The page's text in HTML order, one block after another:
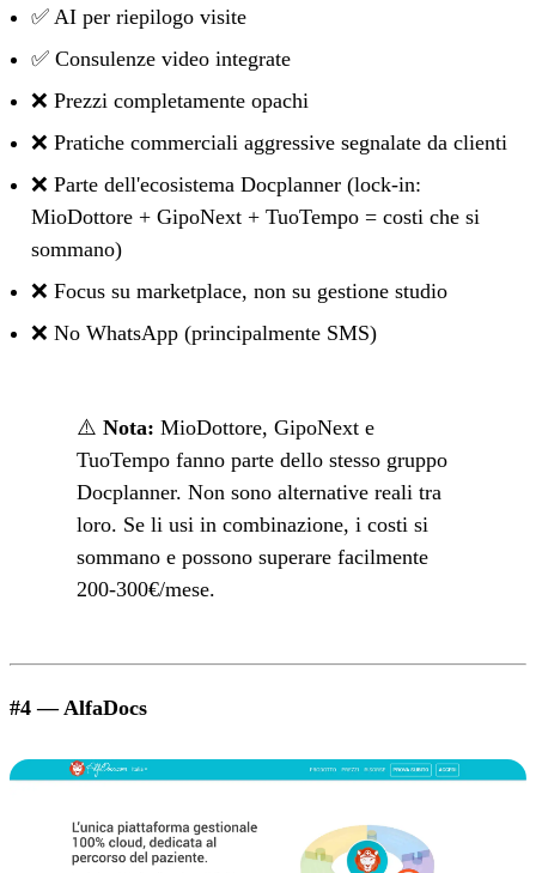
✅ AI per riepilogo visite
✅ Consulenze video integrate
❌ Prezzi completamente opachi
❌ Pratiche commerciali aggressive segnalate da clienti
❌ Parte dell'ecosistema Docplanner (lock-in:
MioDottore + GipoNext + TuoTempo = costi che si
sommano)
❌ Focus su marketplace, non su gestione studio
❌ No WhatsApp (principalmente SMS)
⚠️ Nota: MioDottore, GipoNext e
TuoTempo fanno parte dello stesso gruppo
Docplanner. Non sono alternative reali tra
loro. Se li usi in combinazione, i costi si
sommano e possono superare facilmente
200-300€/mese.
#4 — AlfaDocs